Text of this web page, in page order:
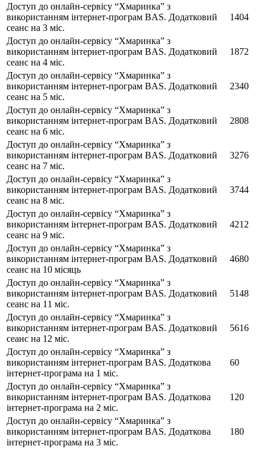
Доступ до онлайн-сервісу “Хмаринка” з
використанням інтернет-програм BAS. Додатковий
сеанс на 3 міс.
1404
Доступ до онлайн-сервісу “Хмаринка” з
використанням інтернет-програм BAS. Додатковий
сеанс на 4 міс.
1872
Доступ до онлайн-сервісу “Хмаринка” з
використанням інтернет-програм BAS. Додатковий
сеанс на 5 міс.
2340
Доступ до онлайн-сервісу “Хмаринка” з
використанням інтернет-програм BAS. Додатковий
сеанс на 6 міс.
2808
Доступ до онлайн-сервісу “Хмаринка” з
використанням інтернет-програм BAS. Додатковий
сеанс на 7 міс.
3276
Доступ до онлайн-сервісу “Хмаринка” з
використанням інтернет-програм BAS. Додатковий
сеанс на 8 міс.
3744
Доступ до онлайн-сервісу “Хмаринка” з
використанням інтернет-програм BAS. Додатковий
сеанс на 9 міс.
4212
Доступ до онлайн-сервісу “Хмаринка” з
використанням інтернет-програм BAS. Додатковий
сеанс на 10 місяць
4680
Доступ до онлайн-сервісу “Хмаринка” з
використанням інтернет-програм BAS. Додатковий
сеанс на 11 міс.
5148
Доступ до онлайн-сервісу “Хмаринка” з
використанням інтернет-програм BAS. Додатковий
сеанс на 12 міс.
5616
Доступ до онлайн-сервісу “Хмаринка” з
використанням інтернет-програм BAS. Додаткова
інтернет-програма на 1 міс.
60
Доступ до онлайн-сервісу “Хмаринка” з
використанням інтернет-програм BAS. Додаткова
інтернет-програма на 2 міс.
120
Доступ до онлайн-сервісу “Хмаринка” з
використанням інтернет-програм BAS. Додаткова
інтернет-програма на 3 міс.
180